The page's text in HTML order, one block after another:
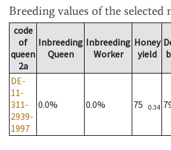
Breeding values of the selected
code
of
queen
2a
Inbreeding
Queen
Inbreeding
Worker
Honey
yield
DE-
11-
311-
2939-
1997
0.0% 0.0% 75 0.34